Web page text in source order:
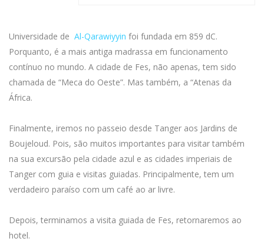
Universidade de Al-Qarawiyyin foi fundada em 859 dC.
Porquanto, é a mais antiga madrassa em funcionamento
contínuo no mundo. A cidade de Fes, não apenas, tem sido
chamada de “Meca do Oeste”. Mas também, a “Atenas da
África.
Finalmente, iremos no passeio desde Tanger aos Jardins de
Boujeloud. Pois, são muitos importantes para visitar também
na sua excursão pela cidade azul e as cidades imperiais de
Tanger com guia e visitas guiadas. Principalmente, tem um
verdadeiro paraíso com um café ao ar livre.
Depois, terminamos a visita guiada de Fes, retornaremos ao
hotel.